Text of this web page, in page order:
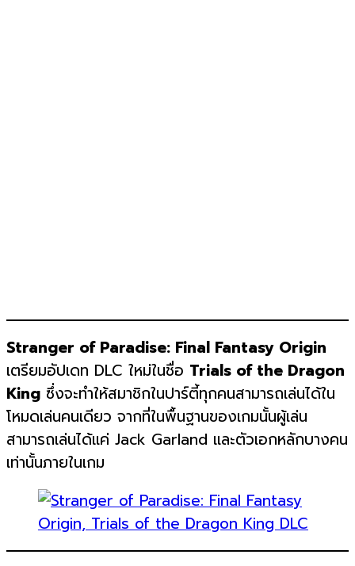
Stranger of Paradise: Final Fantasy Origin
เตรียมอัปเดท DLC ใหม่ในชื่อ Trials of the Dragon
King ซึ่งจะทำให้สมาชิกในปาร์ตี้ทุกคนสามารถเล่นได้ใน
โหมดเล่นคนเดียว จากที่ในพื้นฐานของเกมนั้นผู้เล่น
สามารถเล่นได้แค่ Jack Garland และตัวเอกหลักบางคน
เท่านั้นภายในเกม